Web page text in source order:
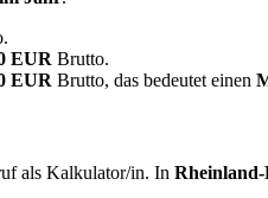
EUR Brutto.
EUR Brutto, das bedeutet einen
als Kalkulator/in. In Rheinland-